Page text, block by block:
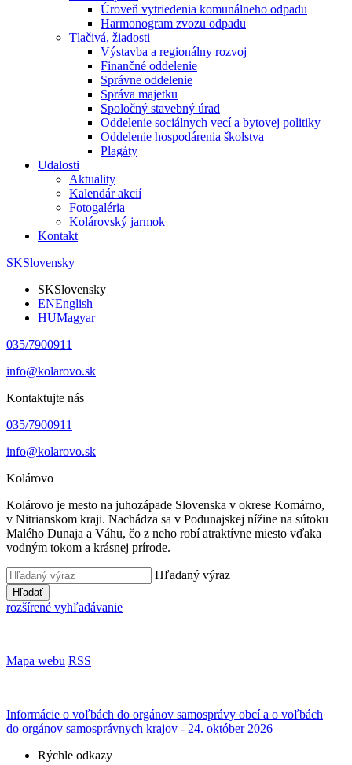
Úroveň vytriedenia komunálneho odpadu
Harmonogram zvozu odpadu
Tlačivá, žiadosti
Výstavba a regionálny rozvoj
Finančné oddelenie
Správne oddelenie
Správa majetku
Spoločný stavebný úrad
Oddelenie sociálnych vecí a bytovej politiky
Oddelenie hospodárenia školstva
Plagáty
Udalosti
Aktuality
Kalendár akcií
Fotogaléria
Kolárovský jarmok
Kontakt
SKSlovensky
SKSlovensky
ENEnglish
HUMagyar
035/7900911
info@kolarovo.sk
Kontaktujte nás
035/7900911
info@kolarovo.sk
Kolárovo
Kolárovo je mesto na juhozápade Slovenska v okrese Komárno,
v Nitrianskom kraji. Nachádza sa v Podunajskej nížine na sútoku
Malého Dunaja a Váhu, čo z neho robí atraktívne miesto vďaka
vodným tokom a krásnej prírode.
Hľadaný výraz
Hľadať
rozšírené vyhľadávanie
Mapa webu RSS
Informácie o voľbách do orgánov samosprávy obcí a o voľbách
do orgánov samosprávnych krajov - 24. október 2026
Rýchle odkazy